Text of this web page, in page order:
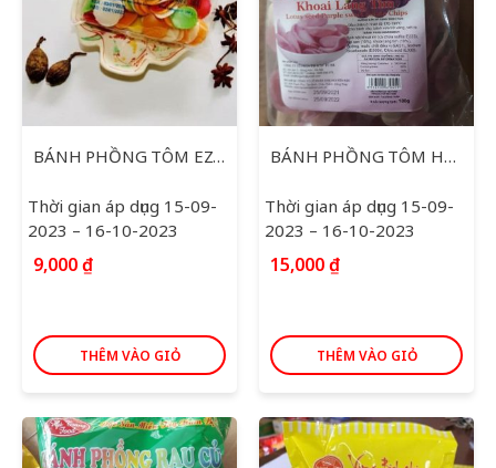
BÁNH PHỒNG TÔM EZLIFE SẮC MÀU 100G
Thời gian áp dụng 15-09-
2023 – 16-10-2023
9,000₫
THÊM VÀO GIỎ
BÁNH PHỒNG TÔM HẠT SEN KHOAI LANG TÍM HA TRANG 180G
Thời gian áp dụng 15-09-
2023 – 16-10-2023
15,000₫
THÊM VÀO GIỎ